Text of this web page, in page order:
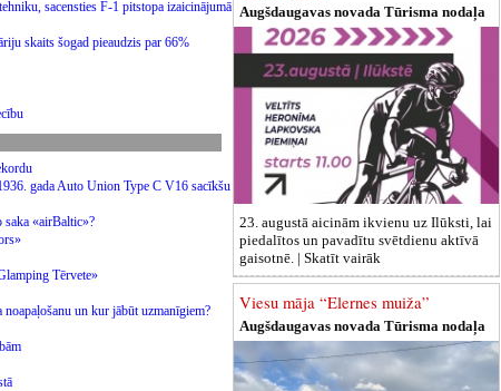
sacensties F-1 pitstopa izaicinājumā
skaits šogad pieaudzis par 66%
gada Auto Union Type C V16 sacīkšu
saka «airBaltic»?
Tērvete»
un kur jābūt uzmanīgiem?
Augšdaugavas novada Tūrisma nodaļa
23. augustā aicinām ikvienu uz Ilūksti, lai
piedalītos un pavadītu svētdienu aktīvā
gaisotnē. | Skatīt vairāk
Viesu māja “Elernes muiža”
Augšdaugavas novada Tūrisma nodaļa